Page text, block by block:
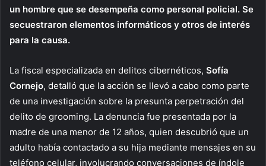
un hombre que se desempeña como personal policial. Se
secuestraron elementos informáticos y otros de interés
para la causa.
La fiscal especializada en delitos cibernéticos, Sofía
Cornejo, detalló que la acción se llevó a cabo como parte
de una investigación sobre la presunta perpetración del
delito de grooming. La denuncia fue presentada por la
madre de una menor de 12 años, quien descubrió que un
adulto había contactado a su hija mediante mensajes en su
teléfono celular, involucrando conversaciones de índole